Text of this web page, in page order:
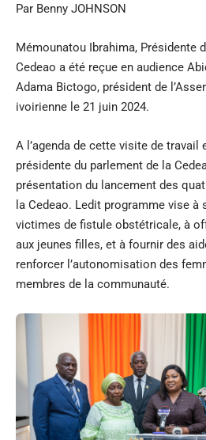
Par Benny JOHNSON
Mémounatou Ibrahima, Présidente
Cedeao a été reçue en audience
Adama Bictogo, président de
ivoirienne le 21 juin 2024.
A l’agenda de cette visite de travail
présidente du parlement de la
présentation du lancement des
la Cedeao. Ledit programme vise
victimes de fistule obstétricale, à
aux jeunes filles, et à fournir des
renforcer l’autonomisation des
membres de la communauté.